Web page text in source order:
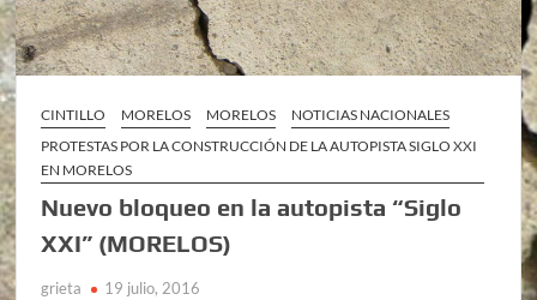
CINTILLO MORELOS MORELOS
NOTICIAS NACIONALES
PROTESTAS POR LA CONSTRUCCIÓN DE LA AUTOPISTA SIGLO XXI
EN MORELOS
Nuevo bloqueo en la autopista “Siglo
XXI” (MORELOS)
grieta 19 julio, 2016